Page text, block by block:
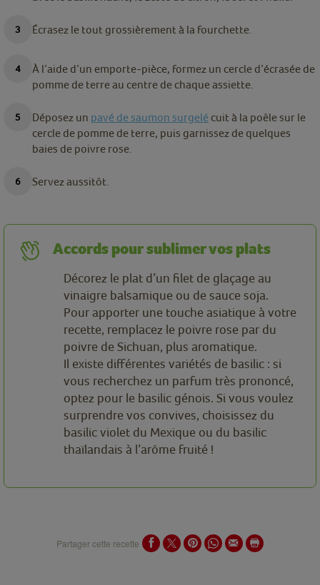
Écrasez le tout grossièrement à la fourchette.
À l’aide d’un emporte-pièce, formez un cercle d’écrasée de
pomme de terre au centre de chaque assiette.
Déposez un pavé de saumon surgelé cuit à la poêle sur le
cercle de pomme de terre, puis garnissez de quelques
baies de poivre rose.
Servez aussitôt.
Accords pour sublimer vos plats
Décorez le plat d’un filet de glaçage au
vinaigre balsamique ou de sauce soja.
Pour apporter une touche asiatique à votre
recette, remplacez le poivre rose par du
poivre de Sichuan, plus aromatique.
Il existe différentes variétés de basilic : si
vous recherchez un parfum très prononcé,
optez pour le basilic génois. Si vous voulez
surprendre vos convives, choisissez du
basilic violet du Mexique ou du basilic
thaïlandais à l’arôme fruité !
Partager cette recette